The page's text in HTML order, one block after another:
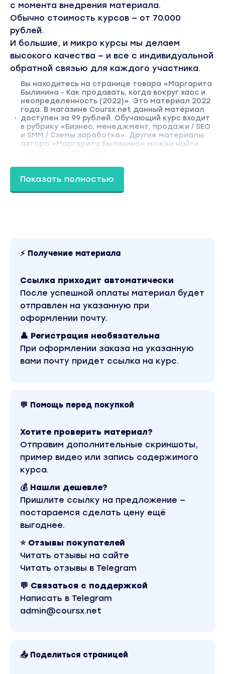
с момента внедрения материала.
Обычно стоимость курсов — от 70.000
рублей.
И большие, и микро курсы мы делаем
высокого качества — и все с индивидуальной
обратной связью для каждого участника.
Вы находитесь на странице товара «Маргарита
Былинина - Как продавать, когда вокруг хаос и
неопределенность (2022)». Это материал 2022
года. В магазине Coursx.net данный материал
доступен за 99 рублей. Обучающий курс входит
в рубрику «Бизнес, менеджмент, продажи / SEO
и SMM / Схемы заработка». Другие материалы
автора «Маргарита Былинина» можно найти
Показать полностью
⚡ Получение материала
Ссылка приходит автоматически
После успешной оплаты материал будет
отправлен на указанную при
оформлении почту.
👤 Регистрация необязательна
При оформлении заказа на указанную
вами почту придет ссылка на курс.
💬 Помощь перед покупкой
Хотите проверить материал?
Отправим дополнительные скриншоты,
пример видео или запись содержимого
курса.
💰 Нашли дешевле?
Пришлите ссылку на предложение —
постараемся сделать цену ещё
выгоднее.
⭐ Отзывы покупателей
Читать отзывы на сайте
Читать отзывы в Telegram
💬 Связаться с поддержкой
Написать в Telegram
admin@coursx.net
📤 Поделиться страницей